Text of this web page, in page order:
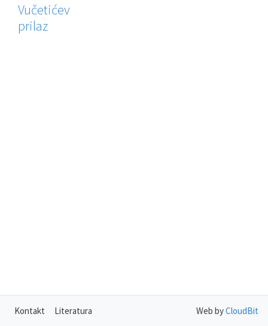
Vučetićev
prilaz
Kontakt Literatura Web byCloudBit